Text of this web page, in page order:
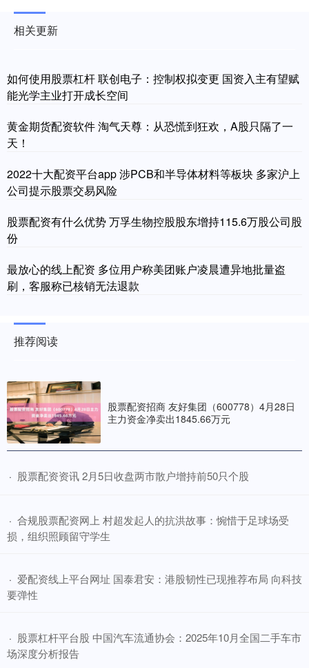
相关更新
如何使用股票杠杆 联创电子：控制权拟变更 国资入主有望赋
能光学主业打开成长空间
黄金期货配资软件 淘气天尊：从恐慌到狂欢，A股只隔了一
天！
2022十大配资平台app 涉PCB和半导体材料等板块 多家沪上
公司提示股票交易风险
股票配资有什么优势 万孚生物控股股东增持115.6万股公司股
份
最放心的线上配资 多位用户称美团账户凌晨遭异地批量盗
刷，客服称已核销无法退款
推荐阅读
股票配资招商 友好集团（600778）4月28日
主力资金净卖出1845.66万元
· ​股票配资资讯 2月5日收盘两市散户增持前50只个股
· ​合规股票配资网上 村超发起人的抗洪故事：惋惜于足球场受
损，组织照顾留守学生
· ​爱配资线上平台网址 国泰君安：港股韧性已现推荐布局 向科技
要弹性
· ​股票杠杆平台股 中国汽车流通协会：2025年10月全国二手车市
场深度分析报告